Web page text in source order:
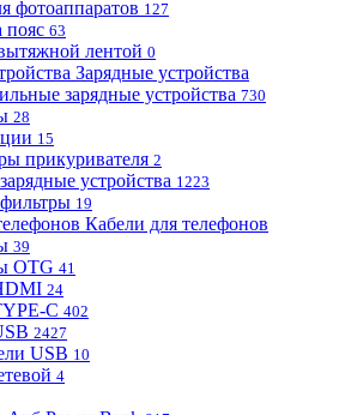
фотоаппаратов 127
пояс 63
лентой 0
Зарядные устройства
зарядные устройства 730
28
15
прикуривателя 2
устройства 1223
19
Кабели для телефонов
39
OTG 41
24
C 402
2427
USB 10
4